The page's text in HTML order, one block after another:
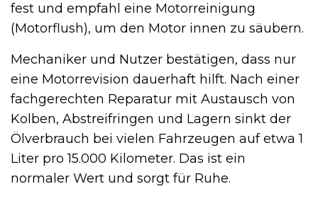
fest und empfahl eine Motorreinigung
(Motorflush), um den Motor innen zu säubern.
Mechaniker und Nutzer bestätigen, dass nur
eine Motorrevision dauerhaft hilft. Nach einer
fachgerechten Reparatur mit Austausch von
Kolben, Abstreifringen und Lagern sinkt der
Ölverbrauch bei vielen Fahrzeugen auf etwa 1
Liter pro 15.000 Kilometer. Das ist ein
normaler Wert und sorgt für Ruhe.